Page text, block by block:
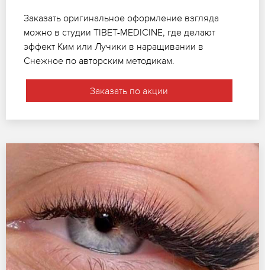
Заказать оригинальное оформление взгляда
можно в студии TIBET-MEDICINE, где делают
эффект Ким или Лучики в наращивании в
Снежное по авторским методикам.
Заказать по акции